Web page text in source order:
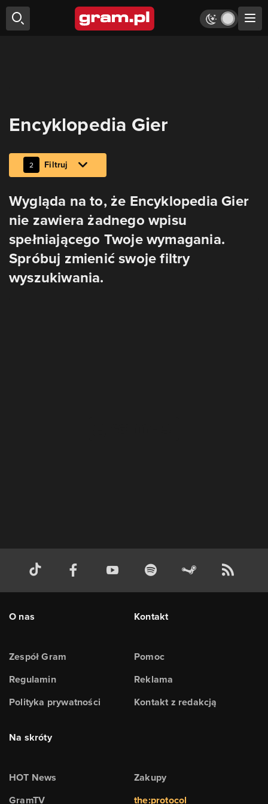
Encyklopedia Gier
2 Filtruj
Wygląda na to, że Encyklopedia Gier
nie zawiera żadnego wpisu
spełniającego Twoje wymagania.
Spróbuj zmienić swoje filtry
wyszukiwania.
O nas
Zespół Gram
Regulamin
Polityka prywatności
Kontakt
Pomoc
Reklama
Kontakt z redakcją
Na skróty
HOT News
GramTV
Zakupy
the:protocol